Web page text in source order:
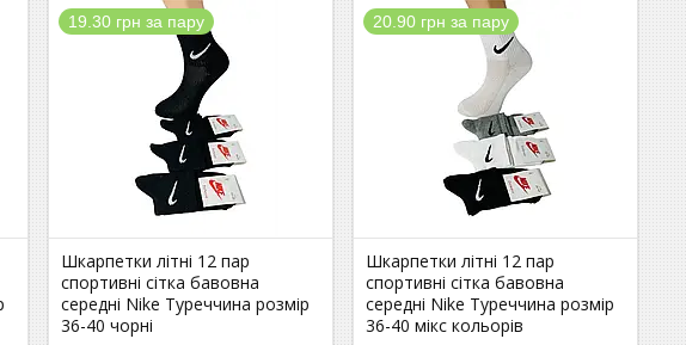
19.30 грн за пару
Шкарпетки літні 12 пар
спортивні сітка бавовна
середні Nike Туреччина розмір
36-40 чорні
20.90 грн за пару
Шкарпетки літні 12 пар
спортивні сітка бавовна
середні Nike Туреччина розмір
36-40 мікс кольорів